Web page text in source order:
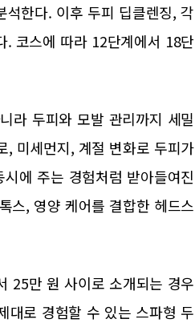
한다. 이후 두피 딥클렌징, 각
. 코스에 따라 12단계에서 18단
라 두피와 모발 관리까지 세밀
, 미세먼지, 계절 변화로 두피가
시에 주는 경험처럼 받아들여진
스, 영양 케어를 결합한 헤드스
25만 원 사이로 소개되는 경우
대로 경험할 수 있는 스파형 두